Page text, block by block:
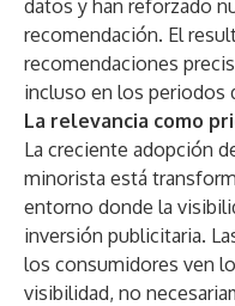
datos y han reforzado
recomendación. El
recomendaciones
incluso en los periodos
La relevancia como
La creciente adopción
minorista está
entorno donde la
inversión publicitaria.
los consumidores ven
visibilidad, no